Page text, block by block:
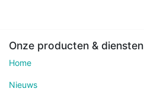
Onze producten & diensten
Home
Nieuws